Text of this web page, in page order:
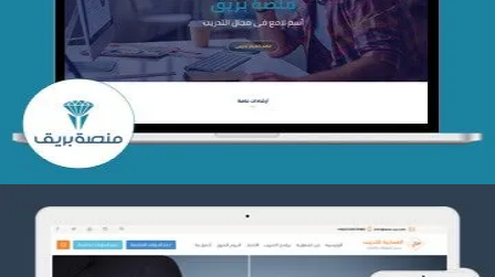
تصميم منصة بريق
التفاصيل